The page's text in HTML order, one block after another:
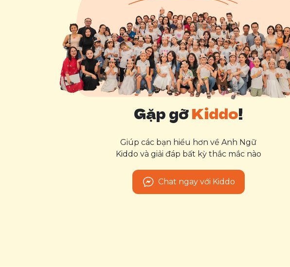
Gặp gỡKiddo!
Giúp các bạn hiểu hơn về Anh Ngữ
Kiddo và giải đáp bất kỳ thắc mắc nào
Chat ngay với Kiddo